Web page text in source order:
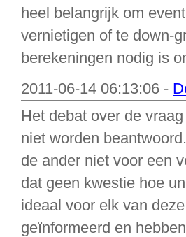
heel belangrijk om
vernietigen of te down-
berekeningen nodig is
2011-06-14 06:13:06 -
Het debat over de
niet worden
de ander niet voor een
dat geen kwestie hoe
ideaal voor elk van
geïnformeerd en